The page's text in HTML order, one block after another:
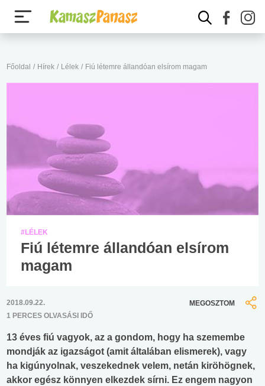
Főoldal / Hírek / Lélek / Fiú létemre állandóan elsírom magam
#LÉLEK
Fiú létemre állandóan elsírom
magam
2018.09.22.
1 PERCES OLVASÁSI IDŐ
MEGOSZTOM
13 éves fiú vagyok, az a gondom, hogy ha szemembe
mondják az igazságot (amit általában elismerek), vagy
ha kigúnyolnak, veszekednek velem, netán kiröhögnek,
akkor egész könnyen elkezdek sírni. Ez engem nagyon